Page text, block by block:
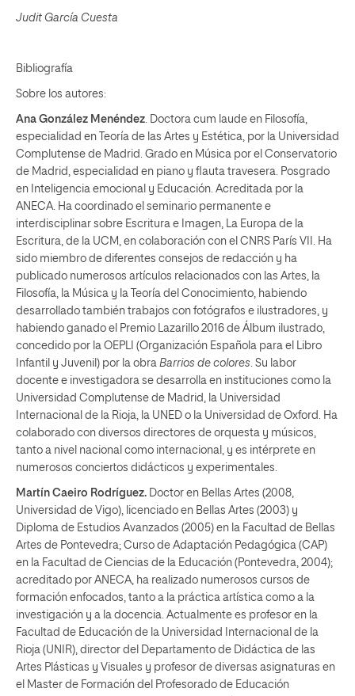
Judit García Cuesta
Bibliografía
Sobre los autores:
Ana González Menéndez. Doctora cum laude en Filosofía,
especialidad en Teoría de las Artes y Estética, por la Universidad
Complutense de Madrid. Grado en Música por el Conservatorio
de Madrid, especialidad en piano y flauta travesera. Posgrado
en Inteligencia emocional y Educación. Acreditada por la
ANECA. Ha coordinado el seminario permanente e
interdisciplinar sobre Escritura e Imagen, La Europa de la
Escritura, de la UCM, en colaboración con el CNRS París VII. Ha
sido miembro de diferentes consejos de redacción y ha
publicado numerosos artículos relacionados con las Artes, la
Filosofía, la Música y la Teoría del Conocimiento, habiendo
desarrollado también trabajos con fotógrafos e ilustradores, y
habiendo ganado el Premio Lazarillo 2016 de Álbum ilustrado,
concedido por la OEPLI (Organización Española para el Libro
Infantil y Juvenil) por la obra Barrios de colores. Su labor
docente e investigadora se desarrolla en instituciones como la
Universidad Complutense de Madrid, la Universidad
Internacional de la Rioja, la UNED o la Universidad de Oxford. Ha
colaborado con diversos directores de orquesta y músicos,
tanto a nivel nacional como internacional, y es intérprete en
numerosos conciertos didácticos y experimentales.
Martín Caeiro Rodríguez. Doctor en Bellas Artes (2008,
Universidad de Vigo), licenciado en Bellas Artes (2003) y
Diploma de Estudios Avanzados (2005) en la Facultad de Bellas
Artes de Pontevedra; Curso de Adaptación Pedagógica (CAP)
en la Facultad de Ciencias de la Educación (Pontevedra, 2004);
acreditado por ANECA, ha realizado numerosos cursos de
formación enfocados, tanto a la práctica artística como a la
investigación y a la docencia. Actualmente es profesor en la
Facultad de Educación de la Universidad Internacional de la
Rioja (UNIR), director del Departamento de Didáctica de las
Artes Plásticas y Visuales y profesor de diversas asignaturas en
el Master de Formación del Profesorado de Educación